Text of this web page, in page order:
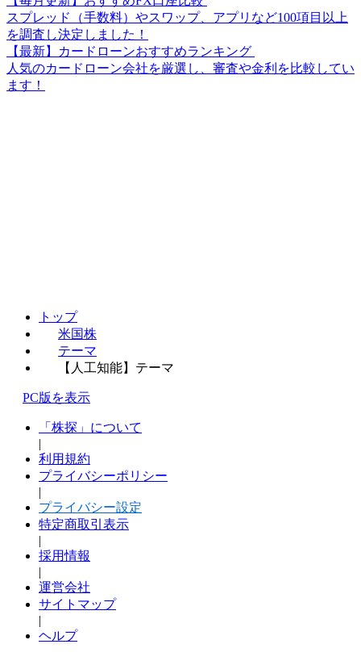
スプレッド（手数料）やスワップ、アプリなど100項目以上
を調査し決定しました！
【最新】カードローンおすすめランキング
人気のカードローン会社を厳選し、審査や金利を比較してい
ます！
トップ
米国株
テーマ
【人工知能】テーマ
PC版を表示
「株探」について
|
利用規約
プライバシーポリシー
|
プライバシー設定
特定商取引表示
|
採用情報
|
運営会社
サイトマップ
|
ヘルプ